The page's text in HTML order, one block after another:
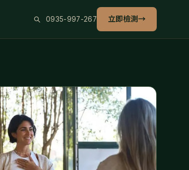
0935-997-267 立即檢測→